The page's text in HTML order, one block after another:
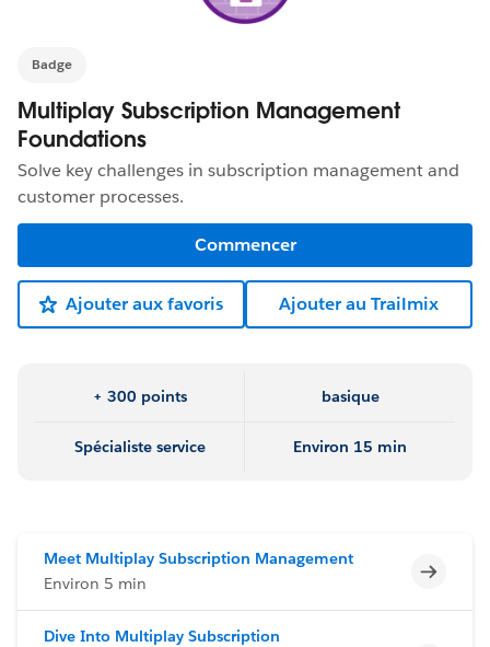
Badge
Multiplay Subscription Management
Foundations
Solve key challenges in subscription management and
customer processes.
Commencer
Ajouter aux favoris Ajouter au Trailmix
+ 300 points basique
Spécialiste service Environ 15 min
Meet Multiplay Subscription Management
Environ 5 min
Dive Into Multiplay Subscription